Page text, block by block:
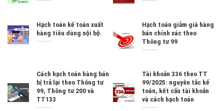
Hạch toán kế toán xuất
hàng tiêu dùng nội bộ.
Hạch toán giảm giá hàng
bán chính xác theo
Thông tư 99
Cách hạch toán hàng bán
bị trả lại theo Thông tư
99, Thông tư 200 và
TT133
Tài khoản 336 theo TT
99/2025: nguyên tắc kế
toán, kết cấu tài khoản
và cách hạch toán